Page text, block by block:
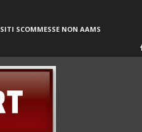
SITI SCOMMESSE NON AAMS